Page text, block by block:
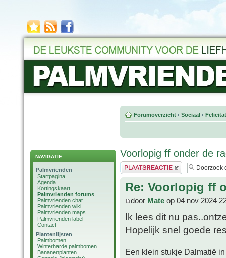
NAVIGATIE
Palmvrienden
Startpagina
Agenda
Kortingskaart
Palmvrienden forums
Palmvrienden chat
Palmvrienden wiki
Palmvrienden maps
Palmvrienden label
Contact
Plantenlijsten
Palmbomen
Winterharde palmbomen
Bananenplanten
Forumoverzicht ‹ Sociaal ‹
Voorlopig ff onder de
Plaats een reactie
Re: Voorlopig ff
door Mate op 04 nov 2024
Ik lees dit nu
Hopelijk snel goede
Een klein stukje Dalmatië